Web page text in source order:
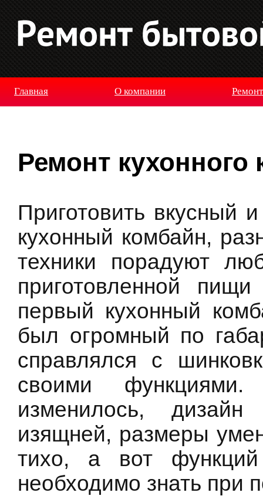
Главная О компании
Ремонт кухонного
Приготовить вкусный
кухонный комбайн,
техники порадуют
приготовленной
первый кухонный
был огромный по
справлялся с
своими
изменилось,
изящней, размеры
тихо, а вот
необходимо знать при